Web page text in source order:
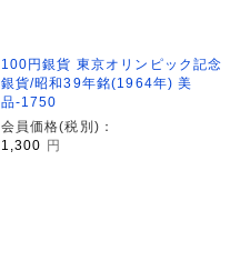
100円銀貨 東京オリンピック記念
銀貨/昭和39年銘(1964年) 美
品-1750
会員価格(税別)：
1,300 円